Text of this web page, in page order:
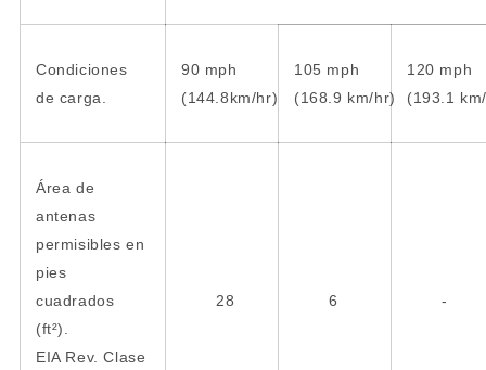
Condiciones
de carga.
90 mph
(144.8km/hr)
105 mph
(168.9 km/hr)
120 mph
(193.1
Área de
antenas
permisibles en
pies
cuadrados
(ft²).
EIA Rev. Clase
28 6 -